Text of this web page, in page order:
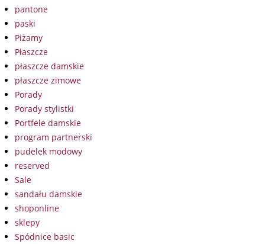
pantone
paski
Piżamy
Płaszcze
płaszcze damskie
płaszcze zimowe
Porady
Porady stylistki
Portfele damskie
program partnerski
pudelek modowy
reserved
Sale
sandału damskie
shoponline
sklepy
Spódnice basic